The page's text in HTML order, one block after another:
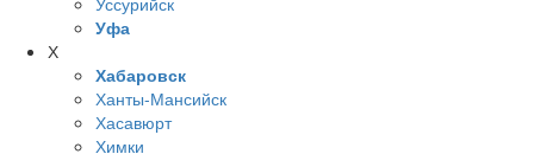
Уфа
Х
Хабаровск
Ханты-Мансийск
Хасавюрт
Химки